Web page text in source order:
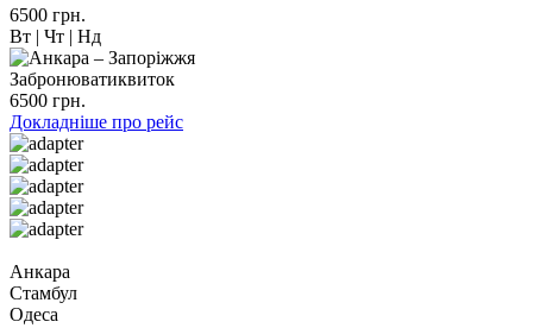
6500 грн.
Вт | Чт | Нд
Забронюватиквиток
6500 грн.
Докладніше про рейс
Анкара
Стамбул
Одеса